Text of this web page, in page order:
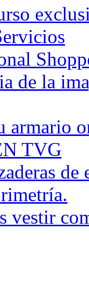
de la
armario
TVG
de
vestir